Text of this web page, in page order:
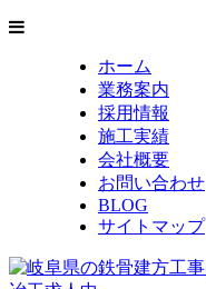
ホーム
業務案内
採用情報
施工実績
会社概要
お問い合わせ
BLOG
サイトマップ